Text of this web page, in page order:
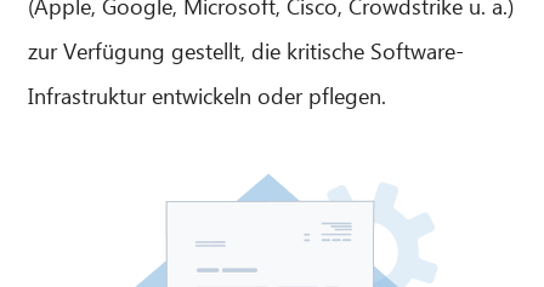
zur Verfügung gestellt, die kritische Software-
Infrastruktur entwickeln oder pflegen.